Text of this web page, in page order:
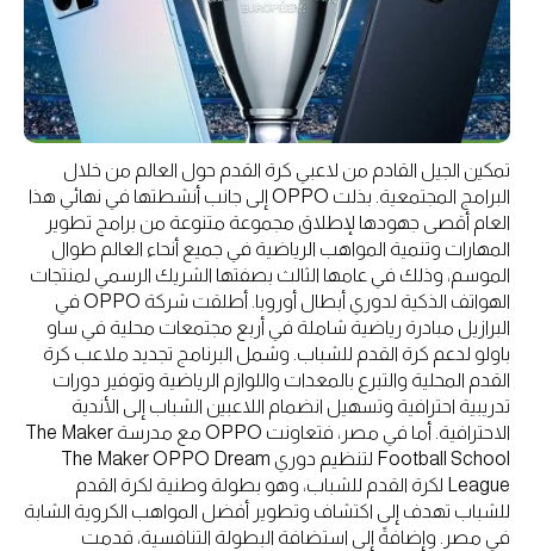
تمكين الجيل القادم من لاعبي كرة القدم حول العالم من خلال
البرامج المجتمعية. بذلت OPPO إلى جانب أنشطتها في نهائي هذا
العام أقصى جهودها لإطلاق مجموعة متنوعة من برامج تطوير
المهارات وتنمية المواهب الرياضية في جميع أنحاء العالم طوال
الموسم، وذلك في عامها الثالث بصفتها الشريك الرسمي لمنتجات
الهواتف الذكية لدوري أبطال أوروبا. أطلقت شركة OPPO في
البرازيل مبادرة رياضية شاملة في أربع مجتمعات محلية في ساو
باولو لدعم كرة القدم للشباب. وشمل البرنامج تجديد ملاعب كرة
القدم المحلية والتبرع بالمعدات واللوازم الرياضية وتوفير دورات
تدريبية احترافية وتسهيل انضمام اللاعبين الشباب إلى الأندية
الاحترافية. أما في مصر، فتعاونت OPPO مع مدرسة The Maker
Football School لتنظيم دوري The Maker OPPO Dream
League لكرة القدم للشباب، وهو بطولة وطنية لكرة القدم
للشباب تهدف إلى اكتشاف وتطوير أفضل المواهب الكروية الشابة
في مصر. وإضافةً إلى استضافة البطولة التنافسية، قدمت